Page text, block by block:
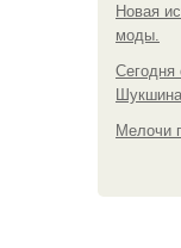
Новая
моды.
Сегодня
Мелочи